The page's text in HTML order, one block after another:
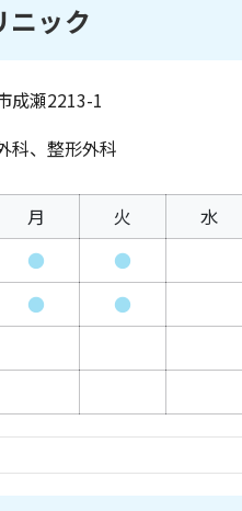
ニック
成瀬2213-1
科、整形外科
月 火 水
● ●
● ●